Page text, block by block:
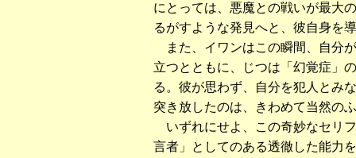
にとっては、悪魔との戦いが最大
るがすような発見へと、彼自身を
また、イワンはこの瞬間、自分
立つとともに、じつは「幻覚症」
る。彼が思わず、自分を犯人とみ
突き放したのは、きわめて当然の
いずれにせよ、この奇妙なセリ
言者」としてのある透徹した能力